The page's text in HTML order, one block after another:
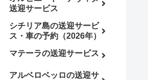
送迎サービス
シチリア島の送迎サービ
ス・車の予約（2026年）
マテーラの送迎サービス
アルベロベッロの送迎サ